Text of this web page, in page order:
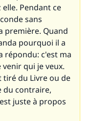
Pendant ce
sans
première. Quand
pourquoi il a
répondu: c'est ma
qui je veux.
tiré du Livre ou de
du contraire,
juste à propos